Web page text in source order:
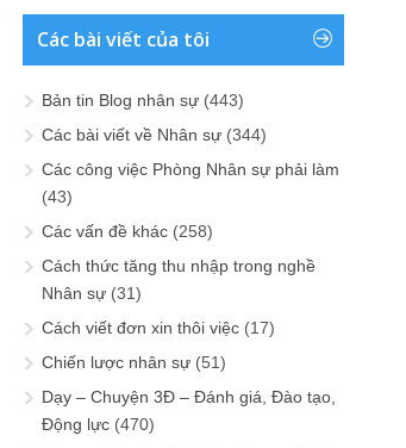
Các bài viết của tôi
Bản tin Blog nhân sự (443)
Các bài viết về Nhân sự (344)
Các công việc Phòng Nhân sự phải làm
(43)
Các vấn đề khác (258)
Cách thức tăng thu nhập trong nghề
Nhân sự (31)
Cách viết đơn xin thôi việc (17)
Chiến lược nhân sự (51)
Dạy – Chuyện 3Đ – Đánh giá, Đào tạo,
Động lực (470)